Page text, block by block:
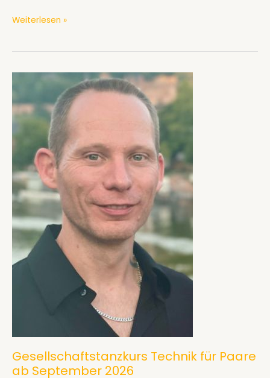
Boogie-
ab
Weiterlesen »
Gesellschaftstanzkurs Technik für Paare
ab September 2026